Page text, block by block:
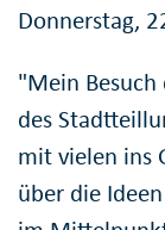
Donnerstag,
"Mein
des
mit vielen ins
über die